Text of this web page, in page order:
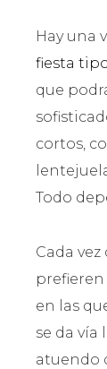
Hay una
fiesta
que
cortos,
Todo
Cada
en las
se da vía
atuendo